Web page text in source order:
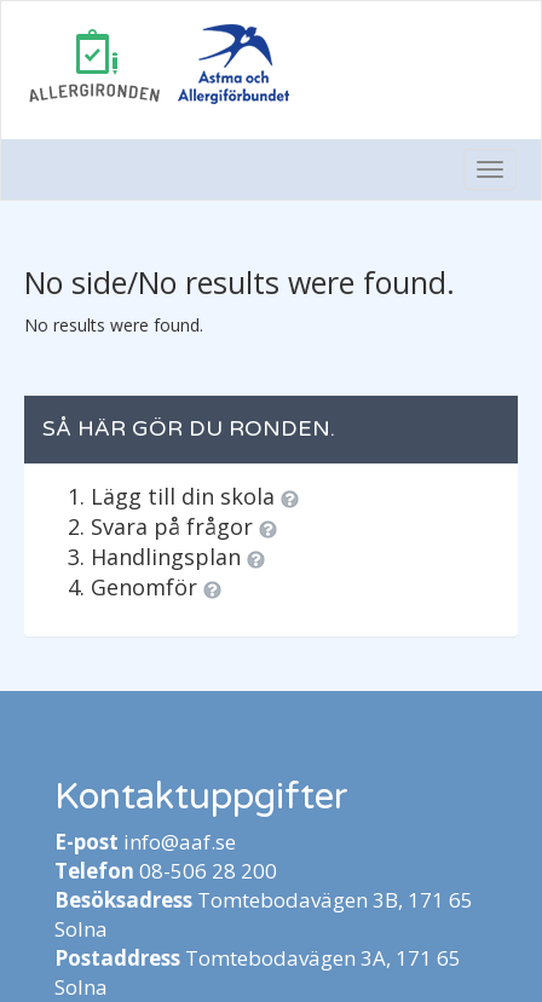
No side/No results were found.
No results were found.
SÅ HÄR GÖR DU RONDEN.
Lägg till din skola
Svara på frågor
Handlingsplan
Genomför
Kontaktuppgifter
E-post info@aaf.se
Telefon 08-506 28 200
Besöksadress Tomtebodavägen 3B, 171 65
Solna
Postaddress Tomtebodavägen 3A, 171 65
Solna